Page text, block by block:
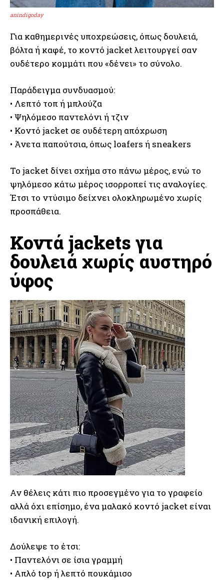
anindigoday
Για καθημερινές υποχρεώσεις, όπως δουλειά,
βόλτα ή καφέ, το κοντό jacket λειτουργεί σαν
ουδέτερο κομμάτι που «δένει» το σύνολο.
Παράδειγμα συνδυασμού:
• Λεπτό τοπ ή μπλούζα
• Ψηλόμεσο παντελόνι ή τζιν
• Κοντό jacket σε ουδέτερη απόχρωση
• Άνετα παπούτσια, όπως loafers ή sneakers
Το jacket δίνει σχήμα στο πάνω μέρος, ενώ το
ψηλόμεσο κάτω μέρος ισορροπεί τις αναλογίες.
Έτσι το ντύσιμο δείχνει ολοκληρωμένο χωρίς
προσπάθεια.
Κοντά jackets για
δουλειά χωρίς αυστηρό
ύφος
Αν θέλεις κάτι πιο προσεγμένο για το γραφείο
αλλά όχι επίσημο, ένα μαλακό κοντό jacket είναι
ιδανική επιλογή.
Δούλεψε το έτσι:
• Παντελόνι σε ίσια γραμμή
• Απλό top ή λεπτό πουκάμισο